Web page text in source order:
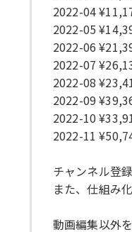
2022-04
2022-05
2022-06
2022-07
2022-08
2022-09
2022-10
2022-11
チャンネル登
また、仕組み
動画編集以外